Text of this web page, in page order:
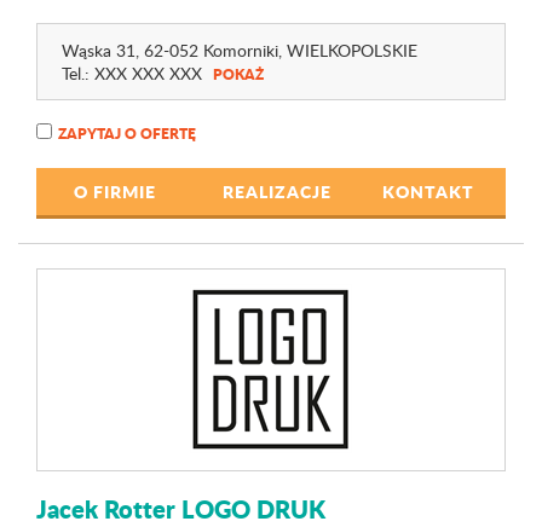
Wąska 31, 62-052 Komorniki, WIELKOPOLSKIE
Tel.: XXX XXX XXX POKAŻ
ZAPYTAJ O OFERTĘ
O FIRMIE REALIZACJE KONTAKT
Jacek Rotter LOGO DRUK